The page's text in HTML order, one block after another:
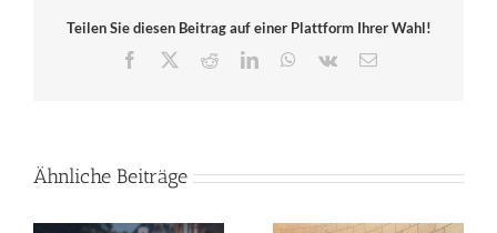
Teilen Sie diesen Beitrag auf einer Plattform Ihrer Wahl!
Facebook
RedditLinkedInWhatsApp
Vk
E-
Ähnliche Beiträge